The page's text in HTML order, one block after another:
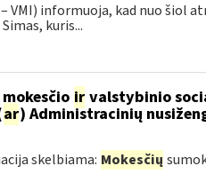
VMI) informuoja, kad nuo šiol
kuris...
irvalstybinio
ar) Administracinių
skelbiama: Mokesčių